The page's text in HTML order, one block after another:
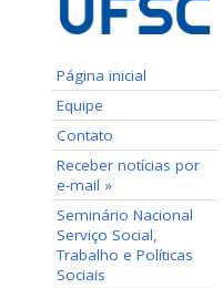
Página inicial
Equipe
Contato
Receber notícias por
e-mail »
Seminário Nacional
Serviço Social,
Trabalho e Políticas
Sociais